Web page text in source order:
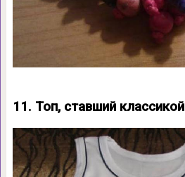
11. Топ, ставший классикой